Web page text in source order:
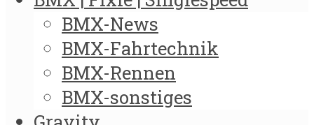
BMX-News
BMX-Fahrtechnik
BMX-Rennen
BMX-sonstiges